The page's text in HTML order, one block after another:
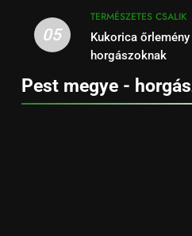
05
TERMÉSZETES CSALIK
Kukorica
horgászoknak
Pest megye -